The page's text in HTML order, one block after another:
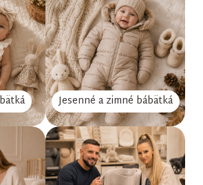
Jesenné a zimné bábätká